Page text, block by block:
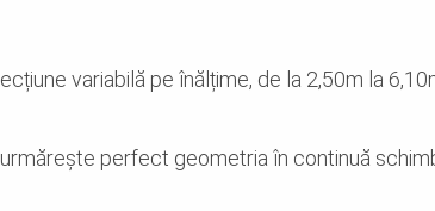
variabilă pe înălțime, de la 2,50m la
perfect geometria în continuă